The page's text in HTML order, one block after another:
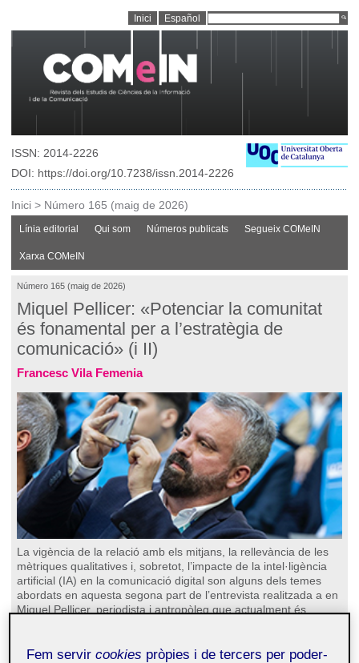
Inici Español
ISSN: 2014-2226
DOI: https://doi.org/10.7238/issn.2014-2226
Inici > Número 165 (maig de 2026)
Línia editorial Qui som Números publicats Segueix COMeIN
Xarxa COMeIN
Número 165 (maig de 2026)
Miquel Pellicer: «Potenciar la comunitat
és fonamental per a l’estratègia de
comunicació» (i II)
Francesc Vila Femenia
La vigència de la relació amb els mitjans, la rellevància de les
mètriques qualitatives i, sobretot, l’impacte de la intel·ligència
artificial (IA) en la comunicació digital son alguns dels temes
abordats en aquesta segona part de l’entrevista realitzada a en
Miquel Pellicer, periodista i antropòleg que actualment és
Continua llegint...
Fem servircookies pròpies i de tercers per poder-